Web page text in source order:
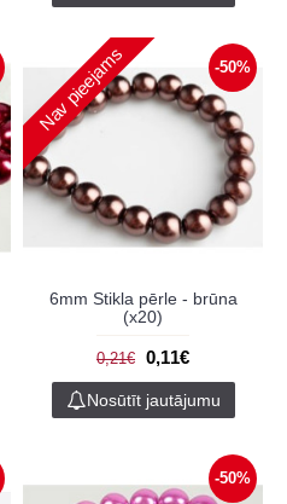
-50%
Nav pieejams
6mm Stikla pērle - brūna
(x20)
0,21€ 0,11€
Nosūtīt jautājumu
-50%